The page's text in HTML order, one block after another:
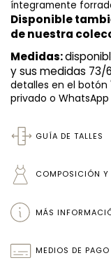
Disponible
de nuestra
Medidas:
y sus medidas 73/
detalles en el botón
privado o
GUÍA DE TALLES
COMPOSICIÓN Y
MÁS
MEDIOS DE PAGO